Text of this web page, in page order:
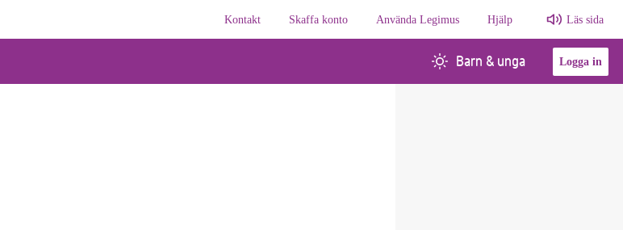
Kontakt
Skaffa konto Använda Legimus Hjälp Läs sida
Barn & unga Logga in